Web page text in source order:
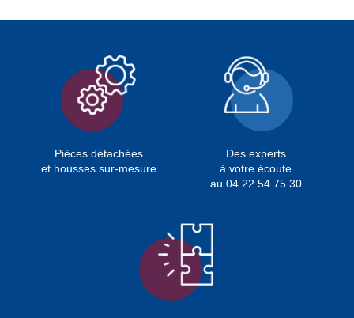
Pièces détachées
et housses sur-mesure
Des experts
à votre écoute
au 04 22 54 75 30